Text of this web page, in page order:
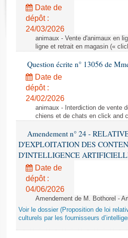
Rapports législatifs
Rapports sur l'application des lois
Baromètre de l’application des lois
Dossiers législatifs
Budget et sécurité sociale
Questions écrites et orales
Comptes rendus des débats
Date de
dépôt :
24/03/2026
animaux - Vente d'animaux en
ligne et retrait en magasin («
Question écrite n° 13056 de
Date de
dépôt :
24/02/2026
animaux - Interdiction de vente
chiens et de chats en click and
Amendement n° 24 -
D'EXPLOITATION DES
D'INTELLIGENCE
Date de
dépôt :
04/06/2026
Amendement de M. Bothorel -
Voir le dossier (Proposition de loi
culturels par les fournisseurs